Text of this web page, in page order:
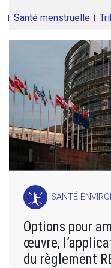
Santé menstruelle
SANTÉ-
Options pour
œuvre,
du règlement